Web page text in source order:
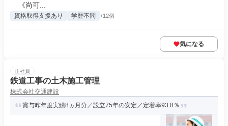
《尚可...
資格取得支援あり 学歴不問 +12個
気になる
正社員
鉄道工事の土木施工管理
株式会社交通建設
賞与昨年度実績8ヵ月分／設立75年の安定／定着率93.8％